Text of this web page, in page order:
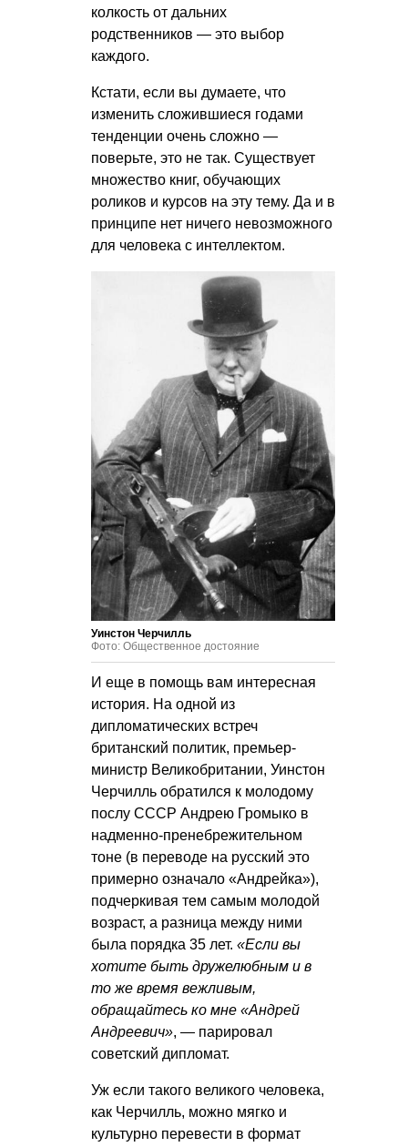
колкость от дальних
родственников — это выбор
каждого.
Кстати, если вы думаете, что
изменить сложившиеся годами
тенденции очень сложно —
поверьте, это не так. Существует
множество книг, обучающих
роликов и курсов на эту тему. Да и в
принципе нет ничего невозможного
для человека с интеллектом.
Уинстон Черчилль
Фото: Общественное достояние
И еще в помощь вам интересная
история. На одной из
дипломатических встреч
британский политик, премьер-
министр Великобритании, Уинстон
Черчилль обратился к молодому
послу СССР Андрею Громыко в
надменно-пренебрежительном
тоне (в переводе на русский это
примерно означало «Андрейка»),
подчеркивая тем самым молодой
возраст, а разница между ними
была порядка 35 лет. «Если вы
хотите быть дружелюбным и в
то же время вежливым,
обращайтесь ко мне «Андрей
Андреевич», — парировал
советский дипломат.
Уж если такого великого человека,
как Черчилль, можно мягко и
культурно перевести в формат